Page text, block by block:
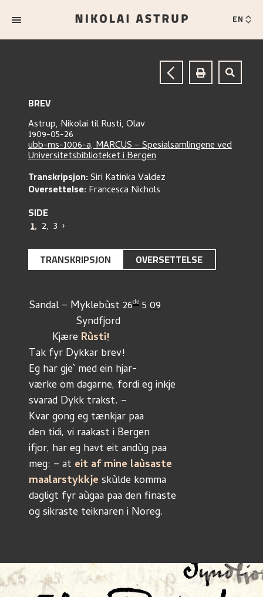
EN
BREV
Astrup, Nikolai tilRusti, Olav
1909-05-26
ubb-ms-1006-a, MARCUS – Spesialsamlingene ved
Universitetsbiblioteket i Bergen
Transkripsjon:Siri Katinka Valdez
Oversettelse:Francesca Nichols
SIDE
1, 2, 3 ›
TRANSKRIPSJON OVERSETTELSE
Sandal – Myklebùst 26de 5 09
		Syndfjord
	Kjære
Rùsti!
Tak fyr Dykkar brev!
Eg har gje` med ein hjar-
værke om dagarne, fordi eg inkje
svarad Dykk trakst. –
Kvar gong eg tænkjar paa
den tidi, vi raakast i Bergen
ifjor, har eg havt eit andùg paa
meg: – at eit af mine laùsaste
maalarstykkje skùlde komma
dagligt fyr aùgaa paa den finaste
og sikraste teiknaren i Noreg.